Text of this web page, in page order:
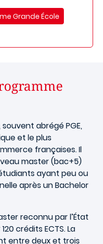
Grande École
abrégé PGE,
et le plus
françaises. Il
master (bac+5)
ayant peu ou
après un Bachelor
reconnu par l’État
crédits ECTS. La
entre deux et trois